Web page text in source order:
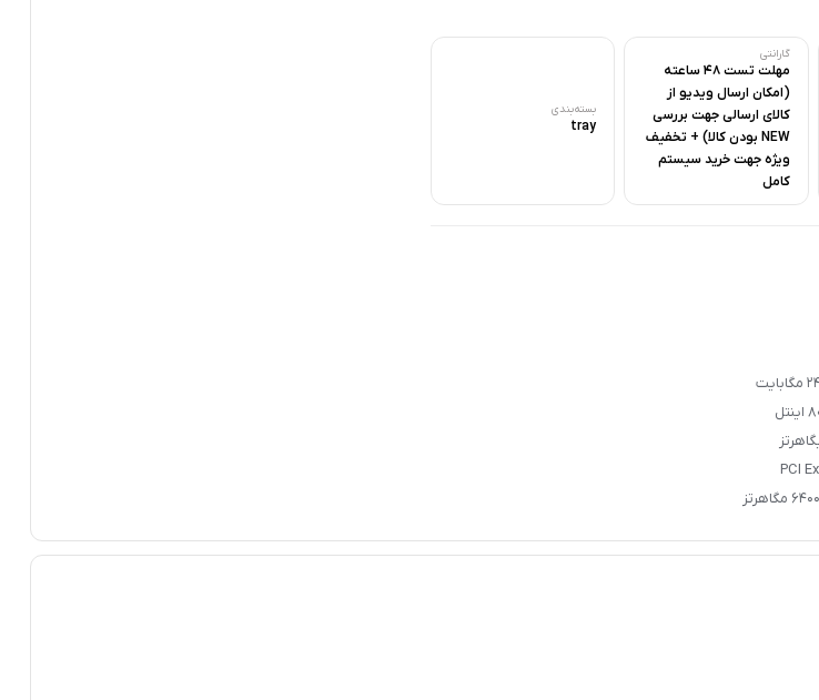
گارانتی
مهلت تست 48 ساعته
(امکان ارسال ویدیو از
کالای ارسالی جهت بررسی
NEW بودن کالا) + تخفیف
ویژه جهت خرید سیستم
کامل
بسته‌بندی
tray